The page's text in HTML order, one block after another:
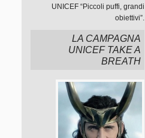
UNICEF “Piccoli puffi, grandi
obiettivi”.
LA CAMPAGNA
UNICEF TAKE A
BREATH